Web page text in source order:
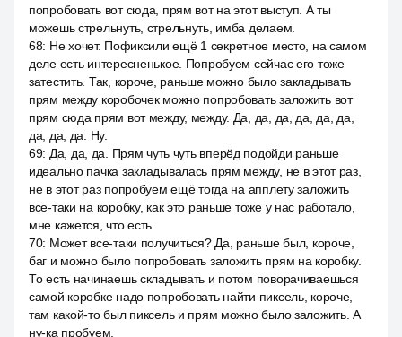
попробовать вот сюда, прям вот на этот выступ. А ты
можешь стрельнуть, стрельнуть, имба делаем.
68: Не хочет. Пофиксили ещё 1 секретное место, на самом
деле есть интересненькое. Попробуем сейчас его тоже
затестить. Так, короче, раньше можно было закладывать
прям между коробочек можно попробовать заложить вот
прям сюда прям вот между, между. Да, да, да, да, да, да,
да, да, да. Ну.
69: Да, да, да. Прям чуть чуть вперёд подойди раньше
идеально пачка закладывалась прям между, не в этот раз,
не в этот раз попробуем ещё тогда на апплету заложить
все-таки на коробку, как это раньше тоже у нас работало,
мне кажется, что есть
70: Может все-таки получиться? Да, раньше был, короче,
баг и можно было попробовать заложить прям на коробку.
То есть начинаешь складывать и потом поворачиваешься
самой коробке надо попробовать найти пиксель, короче,
там какой-то был пиксель и прям можно было заложить. А
ну-ка пробуем.